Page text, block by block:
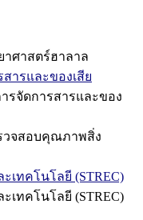
าศาสตร์ฮาลาล
ารและของเสีย
รจัดการสารและของ
วจสอบคุณภาพสิ่ง
เทคโนโลยี (STREC)
เทคโนโลยี (STREC)